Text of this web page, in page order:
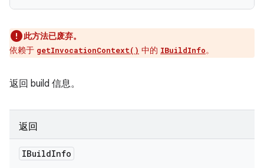
此方法已废弃。
依赖于 getInvocationContext() 中的 IBuildInfo。
返回 build 信息。
返回
IBuildInfo